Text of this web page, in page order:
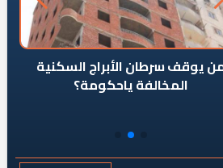
يوقف سرطان الأبراج السكنية
المخالفة ياحكومة؟